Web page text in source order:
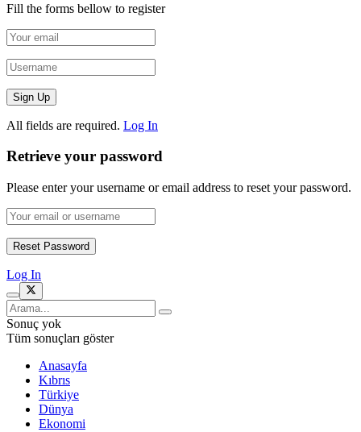
Fill the forms bellow to register
All fields are required. Log In
Retrieve your password
Please enter your username or email address to reset your password.
Log In
Sonuç yok
Tüm sonuçları göster
Anasayfa
Kıbrıs
Türkiye
Dünya
Ekonomi